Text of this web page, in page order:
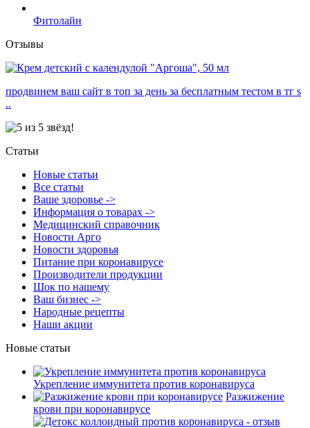
Фитолайн
Отзывы
продвинем ваш сайт в топ за день за бесплатным тестом в тг s
..
Статьи
Новые статьи
Все статьи
Ваше здоровье ->
Информация о товарах ->
Медицинский справочник
Новости Арго
Новости здоровья
Питание при коронавирусе
Производители продукции
Шок по нашему
Ваш бизнес ->
Народные рецепты
Наши акции
Новые статьи
Укрепление иммунитета против коронавируса
Разжижение
крови при коронавирусе